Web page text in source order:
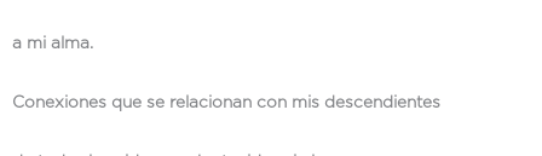
a mi alma.
Conexiones que se relacionan con mis descendientes